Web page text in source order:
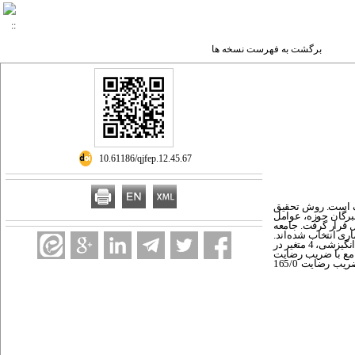
برگشت به فهرست نسخه ها
است. روش تحقیق
حوزه، عوامل
قرار گرفت. جامعه
که بر اساس تکنیک کوکران تعداد 280 مؤدی به عنوان نمونه آماری انتخاب شده‌اند.
نتایج حاصل از یافته‌های پژوهش بیانگر شناسایی 21 متغیر اثرگذار بر رضایتمندی مؤدیان مالیاتی از دیدگاه خبرگان است که از این تعداد بر اساس مدل کانو 6 متغیر در گروه عوامل انگیزشی، 4 متغیر در
طرح جامع با ضریب رضایت
567/0(عوامل انگیزشی)، کاربرپسند بودن سامانه طرح جامع مالیاتی با ضریب رضایت 439/0 (عوامل عملکردی) و صیانت از حریم خصوصی مؤدیان در طرح جامع مالیاتی با ضریب رضایت 165/0
‎ 10.61186/qjfep.12.45.67